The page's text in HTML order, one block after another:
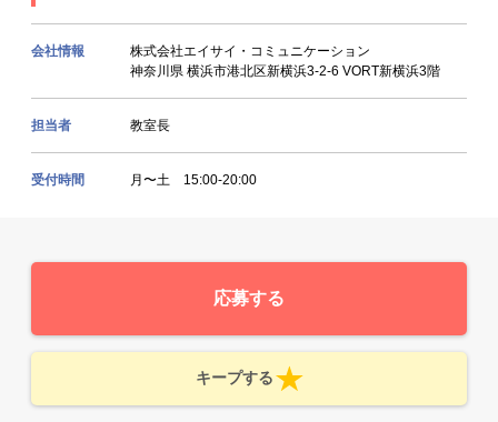
会社情報
株式会社エイサイ・コミュニケーション
神奈川県 横浜市港北区新横浜3-2-6 VORT新横浜3階
担当者 教室長
受付時間 月〜土 15:00-20:00
応募する
キープする